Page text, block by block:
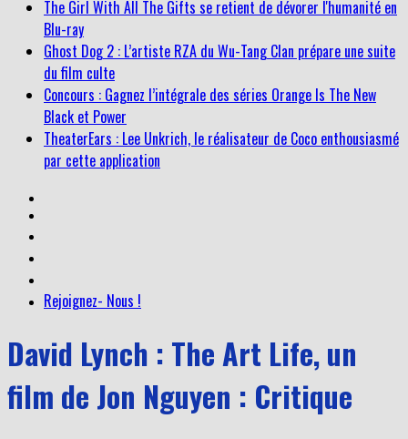
Blu-ray
Ghost Dog 2 : L’artiste RZA du Wu-Tang Clan prépare une suite
du film culte
Concours : Gagnez l’intégrale des séries Orange Is The New
Black et Power
TheaterEars : Lee Unkrich, le réalisateur de Coco enthousiasmé
par cette application
David Lynch : The Art Life, un
film de Jon Nguyen : Critique